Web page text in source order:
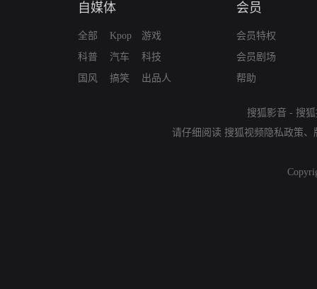
自媒体
全部
科普
国风
Kpop
汽车
搞笑
游戏
科技
出品人
会员
会员特权
会员剧场
帮助
搜狐影音 - 搜
请仔细阅读 搜狐视频隐私政策、